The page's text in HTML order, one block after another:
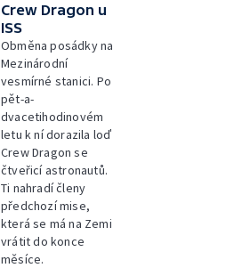
Crew Dragon u
ISS
Obměna posádky na
Mezinárodní
vesmírné stanici. Po
pět-a-
dvacetihodinovém
letu k ní dorazila loď
Crew Dragon se
čtveřicí astronautů.
Ti nahradí členy
předchozí mise,
která se má na Zemi
vrátit do konce
měsíce.